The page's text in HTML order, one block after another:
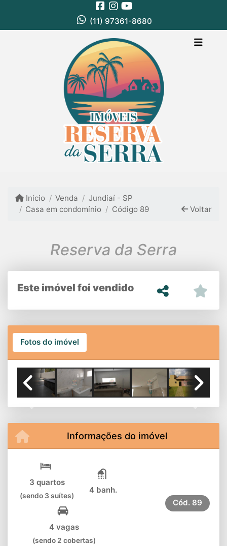
(11) 97361-8680
Início Venda
Jundiaí - SP
Casa em condomínio
Código 89 Voltar
Reserva da Serra
Este imóvel foi vendido
Fotos do imóvel
Informações do imóvel
3 quartos
(sendo 3 suítes)
4 banh.
4 vagas
(sendo 2 cobertas)
Cód. 89